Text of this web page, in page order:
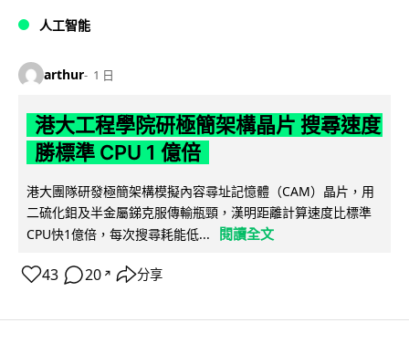
人工智能
arthur 1 日
港大工程學院研極簡架構晶片 搜尋速度
勝標準 CPU 1 億倍
港大團隊研發極簡架構模擬內容尋址記憶體（CAM）晶片，用
二硫化鉬及半金屬銻克服傳輸瓶頸，漢明距離計算速度比標準
CPU快1億倍，每次搜尋耗能低...
閱讀全文
43 20 ↗ 分享